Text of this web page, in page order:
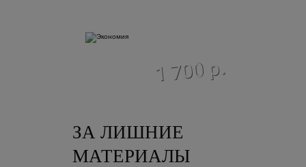
1 700 р.
ЗА ЛИШНИЕ
МАТЕРИАЛЫ